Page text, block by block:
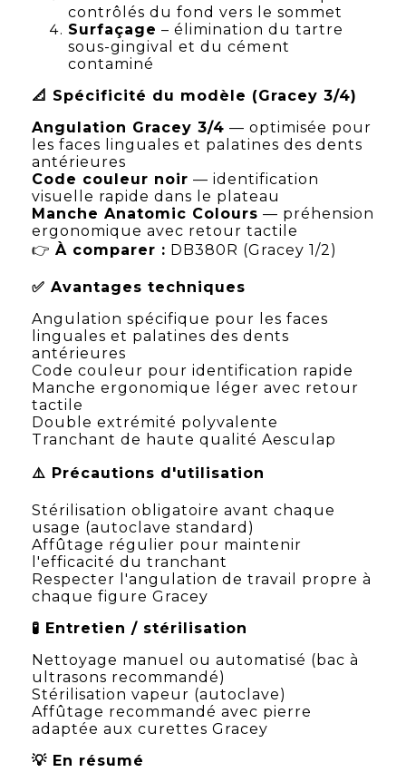
contrôlés du fond vers le sommet
Surfaçage – élimination du tartre
sous-gingival et du cément
contaminé
📐 Spécificité du modèle (Gracey 3/4)
Angulation Gracey 3/4 — optimisée pour
les faces linguales et palatines des dents
antérieures
Code couleur noir — identification
visuelle rapide dans le plateau
Manche Anatomic Colours — préhension
ergonomique avec retour tactile
👉 À comparer : DB380R (Gracey 1/2)
✅ Avantages techniques
Angulation spécifique pour les faces
linguales et palatines des dents
antérieures
Code couleur pour identification rapide
Manche ergonomique léger avec retour
tactile
Double extrémité polyvalente
Tranchant de haute qualité Aesculap
⚠️ Précautions d'utilisation
Stérilisation obligatoire avant chaque
usage (autoclave standard)
Affûtage régulier pour maintenir
l'efficacité du tranchant
Respecter l'angulation de travail propre à
chaque figure Gracey
🧪 Entretien / stérilisation
Nettoyage manuel ou automatisé (bac à
ultrasons recommandé)
Stérilisation vapeur (autoclave)
Affûtage recommandé avec pierre
adaptée aux curettes Gracey
💡 En résumé